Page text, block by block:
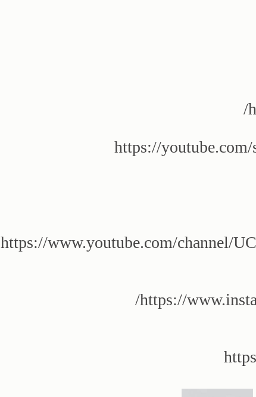
https://
https://www.youtube.com/channel/
https://